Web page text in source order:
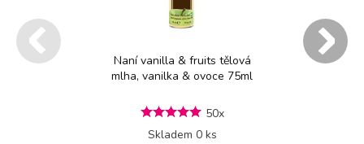
Naní vanilla & fruits tělová
mlha, vanilka & ovoce 75ml
50x
Skladem 0 ks